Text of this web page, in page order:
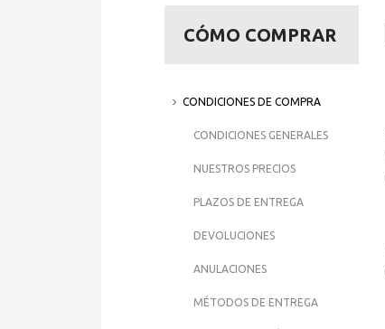
CÓMO COMPRAR
CONDICIONES DE COMPRA
CONDICIONES GENERALES
NUESTROS PRECIOS
PLAZOS DE ENTREGA
DEVOLUCIONES
ANULACIONES
MÉTODOS DE ENTREGA